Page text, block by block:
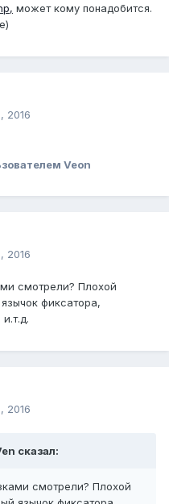
может кому понадобится.
2016
Veon
2016
смотрели? Плохой
фиксатора,
2016
сказал:
смотрели? Плохой